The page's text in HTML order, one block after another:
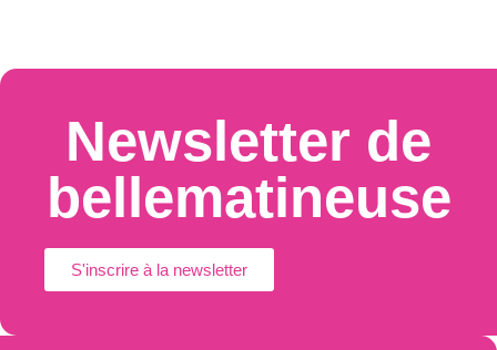
Newsletter de
bellematineuse
S'inscrire à la newsletter